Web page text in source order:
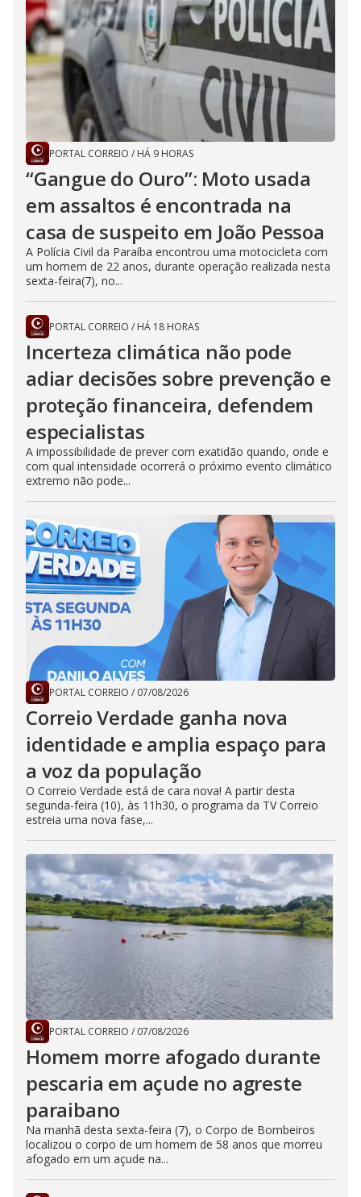
PORTAL CORREIO / HÁ 9 HORAS
“Gangue do Ouro”: Moto usada
em assaltos é encontrada na
casa de suspeito em João Pessoa
A Polícia Civil da Paraíba encontrou uma motocicleta com
um homem de 22 anos, durante operação realizada nesta
sexta-feira(7), no...
PORTAL CORREIO / HÁ 18 HORAS
Incerteza climática não pode
adiar decisões sobre prevenção e
proteção financeira, defendem
especialistas
A impossibilidade de prever com exatidão quando, onde e
com qual intensidade ocorrerá o próximo evento climático
extremo não pode...
PORTAL CORREIO / 07/08/2026
Correio Verdade ganha nova
identidade e amplia espaço para
a voz da população
O Correio Verdade está de cara nova! A partir desta
segunda-feira (10), às 11h30, o programa da TV Correio
estreia uma nova fase,...
PORTAL CORREIO / 07/08/2026
Homem morre afogado durante
pescaria em açude no agreste
paraibano
Na manhã desta sexta-feira (7), o Corpo de Bombeiros
localizou o corpo de um homem de 58 anos que morreu
afogado em um açude na...